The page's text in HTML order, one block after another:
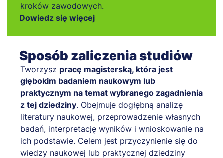
kroków zawodowych.
Dowiedz się więcej
Sposób zaliczenia studiów
Tworzysz pracę magisterską, która jest
głębokim badaniem naukowym lub
praktycznym na temat wybranego zagadnienia
z tej dziedziny. Obejmuje dogłębną analizę
literatury naukowej, przeprowadzenie własnych
badań, interpretację wyników i wnioskowanie na
ich podstawie. Celem jest przyczynienie się do
wiedzy naukowej lub praktycznej dziedziny